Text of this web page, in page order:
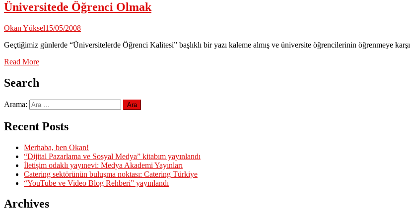
Üniversitede Öğrenci Olmak
Okan Yüksel15/05/2008
Geçtiğimiz günlerde “Üniversitelerde Öğrenci Kalitesi” başlıklı bir yazı kaleme almış ve üniversite öğrencilerinin öğrenmeye karşı
Read More
Search
Arama:
Recent Posts
Merhaba, ben Okan!
“Dijital Pazarlama ve Sosyal Medya” kitabım yayınlandı
İletişim odaklı yayınevi: Medya Akademi Yayınları
Catering sektörünün buluşma noktası: Catering Türkiye
“YouTube ve Video Blog Rehberi” yayınlandı
Archives